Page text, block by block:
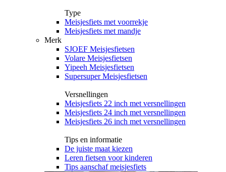
Type
Meisjesfiets met voorrekje
Meisjesfiets met mandje
Merk
SJOEF Meisjesfietsen
Volare Meisjesfietsen
Yipeeh Meisjesfietsen
Supersuper Meisjesfietsen
Versnellingen
Meisjesfiets 22 inch met versnellingen
Meisjesfiets 24 inch met versnellingen
Meisjesfiets 26 inch met versnellingen
Tips en informatie
De juiste maat kiezen
Leren fietsen voor kinderen
Tips aanschaf meisjesfiets